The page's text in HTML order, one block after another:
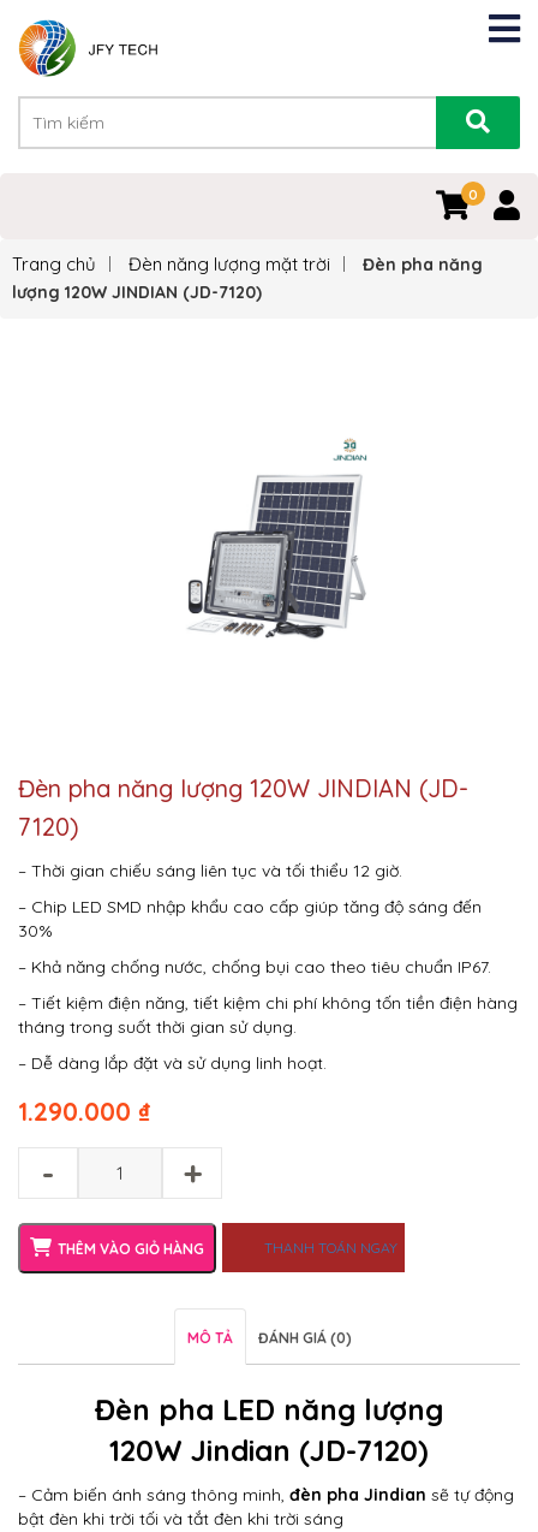
0
Trang chủ Đèn năng lượng mặt trời
Đèn pha năng
lượng 120W JINDIAN (JD-7120)
Đèn pha năng lượng 120W JINDIAN (JD-
7120)
– Thời gian chiếu sáng liên tục và tối thiểu 12 giờ.
– Chip LED SMD nhập khẩu cao cấp giúp tăng độ sáng đến
30%
– Khả năng chống nước, chống bụi cao theo tiêu chuẩn IP67.
– Tiết kiệm điện năng, tiết kiệm chi phí không tốn tiền điện hàng
tháng trong suốt thời gian sử dụng.
– Dễ dàng lắp đặt và sử dụng linh hoạt.
1.290.000 ₫
- +
THÊM VÀO GIỎ HÀNG THANH TOÁN NGAY
MÔ TẢ ĐÁNH GIÁ (0)
Đèn pha LED năng lượng
120W Jindian (JD-7120)
– Cảm biến ánh sáng thông minh, đèn pha Jindian sẽ tự động
bật đèn khi trời tối và tắt đèn khi trời sáng